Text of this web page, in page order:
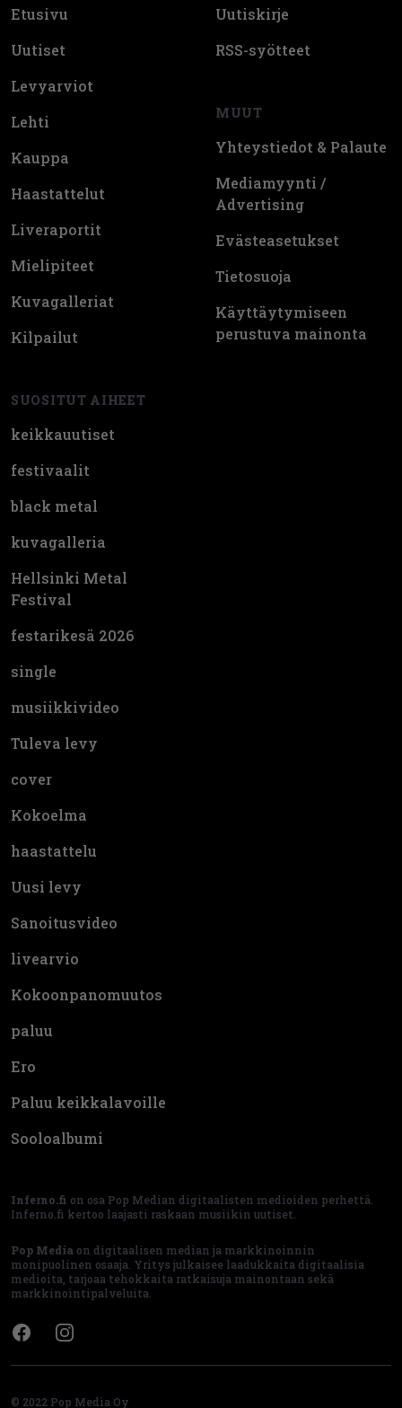
Etusivu
Uutiset
Levyarviot
Lehti
Kauppa
Haastattelut
Liveraportit
Mielipiteet
Kuvagalleriat
Kilpailut
SUOSITUT AIHEET
keikkauutiset
festivaalit
black metal
kuvagalleria
Hellsinki Metal
Festival
festarikesä 2026
single
musiikkivideo
Tuleva levy
cover
Kokoelma
haastattelu
Uusi levy
Sanoitusvideo
livearvio
Kokoonpanomuutos
paluu
Ero
Paluu keikkalavoille
Sooloalbumi
Uutiskirje
RSS-syötteet
MUUT
Yhteystiedot & Palaute
Mediamyynti /
Advertising
Evästeasetukset
Tietosuoja
Käyttäytymiseen
perustuva mainonta
Inferno.fi on osa Pop Median digitaalisten medioiden perhettä.
Inferno.fi kertoo laajasti raskaan musiikin uutiset.
Pop Media on digitaalisen median ja markkinoinnin
monipuolinen osaaja. Yritys julkaisee laadukkaita digitaalisia
medioita, tarjoaa tehokkaita ratkaisuja mainontaan sekä
markkinointipalveluita.
FacebookInstagram
© 2022 Pop Media Oy